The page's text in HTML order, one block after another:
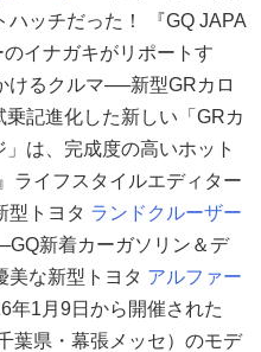
ッチだった！ 『GQ JAPA
イナガキがリポートす
けるクルマ──新型GRカロ
記進化した新しい「GRカ
は、完成度の高いホット
ライフスタイルエディター
型トヨタ ランドクルーザー
新着カーガソリン＆デ
美な新型トヨタ アルファー
年1月9日から開催された
葉県・幕張メッセ）のモデ